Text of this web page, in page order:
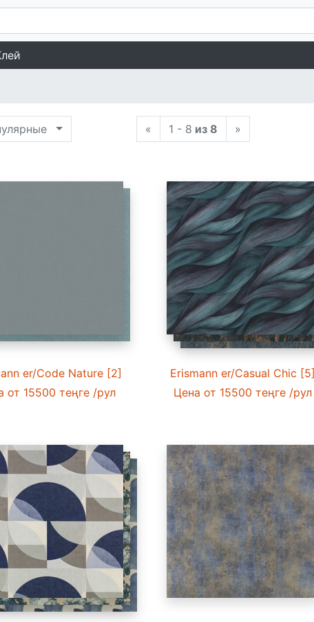
« 1 - 8 из 8 »
er/Code Nature [2]
от 15500 теңге /рул
Erismann er/Casual Chic [5]
Ценаот 15500 теңге /рул